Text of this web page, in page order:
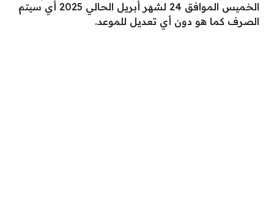
الخميس الموافق 24 لشهر أبريل الحالي 2025 أي سيتم
الصرف كما هو دون أي تعديل للموعد.